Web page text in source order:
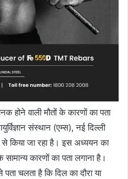
होने वाली मौतों के कारणों का पता
संस्थान (एम्स), नई दिल्ली
से किया जा रहा है। इस अध्ययन का
कारणों का पता लगाना है।
चलता है कि दिल का दौरा या